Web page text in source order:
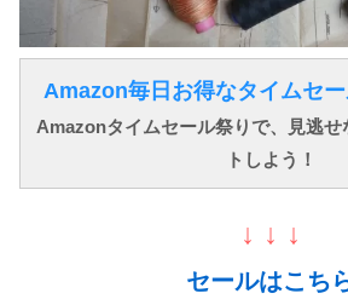
Amazon毎日お得なタイムセー
Amazonタイムセール祭りで、見逃せ
トしよう！
↓ ↓ ↓
セールはこち